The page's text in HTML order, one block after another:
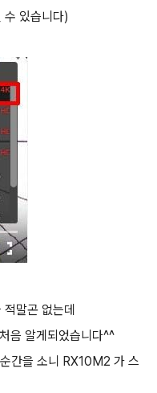
있습니다)
말곤 없는데
음 알게되었습니다^^
간을 소니 RX10M2 가 스